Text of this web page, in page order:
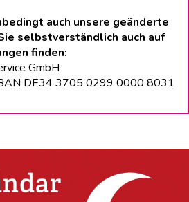
auch unsere geänderte
selbstverständlich auch auf
finden:
GmbH
DE34 3705 0299 0000 8031